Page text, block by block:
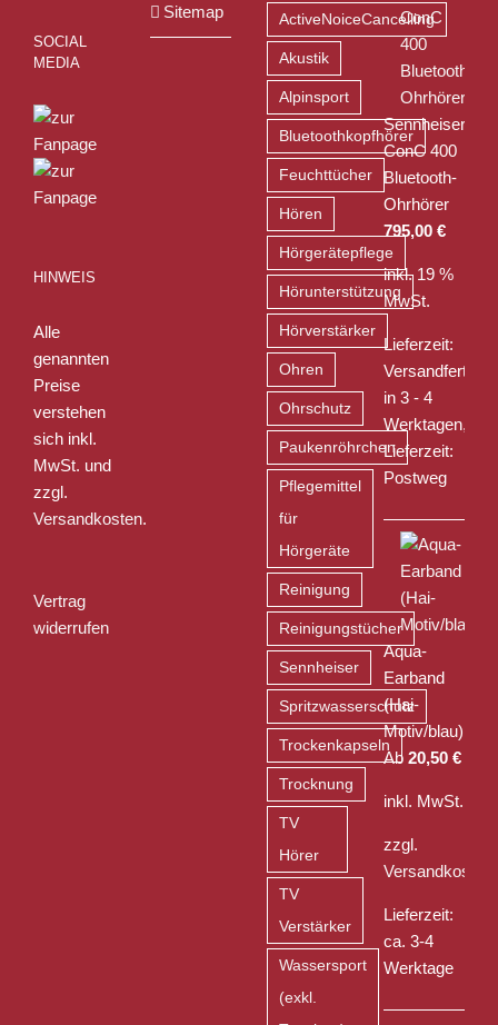
SOCIAL
MEDIA
HINWEIS
Alle
genannten
Preise
verstehen
sich inkl.
MwSt. und
zzgl.
Versandkosten.
Vertrag
widerrufen
Sitemap ActiveNoiceCancelling
Akustik
Alpinsport
Bluetoothkopfhörer
Feuchttücher
Hören
Hörgerätepflege
Hörunterstützung
Hörverstärker
Ohren
Ohrschutz
Paukenröhrchen
Pflegemittel
für
Hörgeräte
Reinigung
Reinigungstücher
Sennheiser
Spritzwasserschutz
Trockenkapseln
Trocknung
TV
Hörer
TV
Verstärker
Wassersport
(exkl.
Sennheiser
ConC 400
Bluetooth-
Ohrhörer
795,00 €
inkl. 19 %
MwSt.
Lieferzeit:
Versandfertig
in 3 - 4
Werktagen,
Lieferzeit:
Postweg
Aqua-
Earband
(Hai-
Motiv/blau)
Ab 20,50 €
inkl. MwSt.
zzgl.
Versandkosten
Lieferzeit:
ca. 3-4
Werktage